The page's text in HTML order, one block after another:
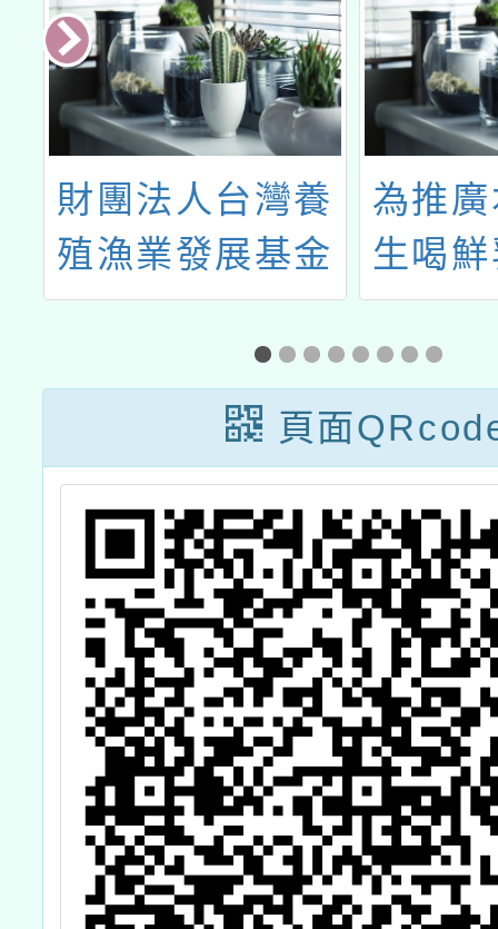
財團法人台灣養
殖漁業發展基金
會辦理「2025鱻
旅 奇緣-極道鱻
師」食魚文化教
師及營養師研習
活動
為推
生喝
鈣健
請貴
向家
醒兌
頁面